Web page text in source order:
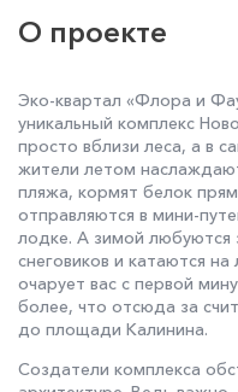
О проекте
Эко-квартал «Флора и
уникальный комплекс
просто вблизи леса, а в
жители летом
пляжа, кормят белок
отправляются в мини-
лодке. А зимой любуются
снеговиков и катаются
очарует вас с первой
более, что отсюда за
до площади Калинина.
Создатели комплекса